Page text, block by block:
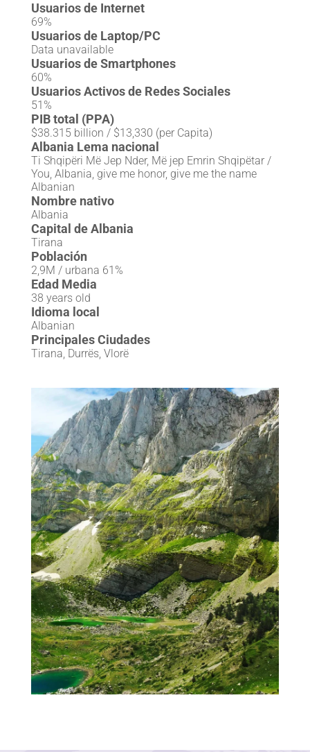
Usuarios de Internet
69%
Usuarios de Laptop/PC
Data unavailable
Usuarios de Smartphones
60%
Usuarios Activos de Redes Sociales
51%
PIB total (PPA)
$38.315 billion / $13,330 (per Capita)
Albania Lema nacional
Ti Shqipëri Më Jep Nder, Më jep Emrin Shqipëtar /
You, Albania, give me honor, give me the name
Albanian
Nombre nativo
Albania
Capital de Albania
Tirana
Población
2,9M / urbana 61%
Edad Media
38 years old
Idioma local
Albanian
Principales Ciudades
Tirana, Durrës, Vlorë